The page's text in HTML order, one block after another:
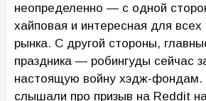
неопределенно — с одной
хайповая и интересная для всех
рынка. С другой стороны,
праздника — робингуды сейчас
настоящую войну хэдж-
слышали про призыв на Reddit